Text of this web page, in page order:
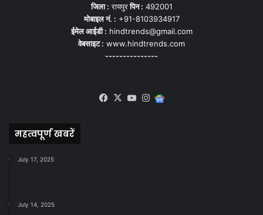
जिला : रायपुरपिन : 492001
मोबाइल नं. : +91-8103934917
ईमेल आईडी : hindtrends@gmail.com
वेबसाइट : www.hindtrends.com
---------------
Facebook
X YouTubeInstagram
महत्वपूर्ण खबरें
July 17, 2025
July 14, 2025